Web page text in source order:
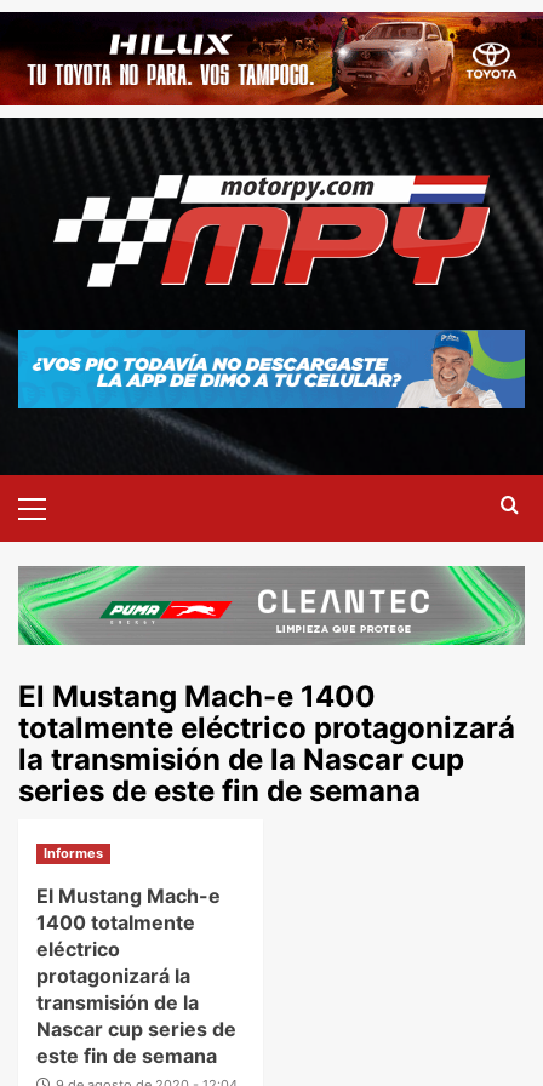
El Mustang Mach-e 1400
totalmente eléctrico protagonizará
la transmisión de la Nascar cup
series de este fin de semana
Informes
El Mustang Mach-e
1400 totalmente
eléctrico
protagonizará la
transmisión de la
Nascar cup series de
este fin de semana